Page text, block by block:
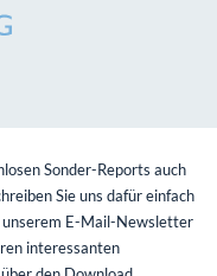
Sonder-Reports auch
Sie uns dafür einfach
unserem E-Mail-Newsletter
interessanten